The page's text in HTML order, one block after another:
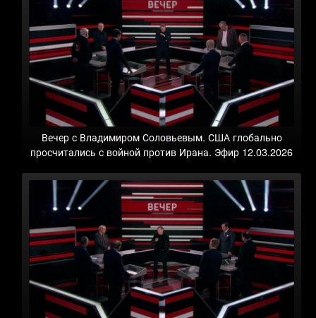
Вечер с Владимиром Соловьевым. США глобально
просчитались с войной против Ирана. Эфир 12.03.2026